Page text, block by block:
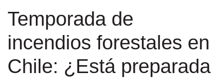
Temporada de
incendios forestales en
Chile: ¿Está preparada